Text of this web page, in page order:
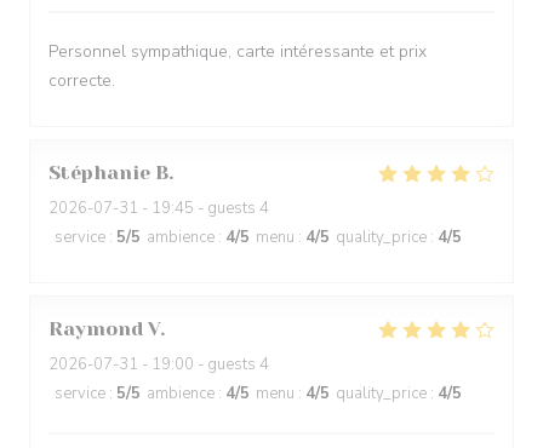
Personnel sympathique, carte intéressante et prix
correcte.
Stéphanie B
2026-07-31 - 19:45 - guests 4
service : 5/5 ambience : 4/5 menu : 4/5 quality_price : 4/5
Raymond V
2026-07-31 - 19:00 - guests 4
service : 5/5 ambience : 4/5 menu : 4/5 quality_price : 4/5